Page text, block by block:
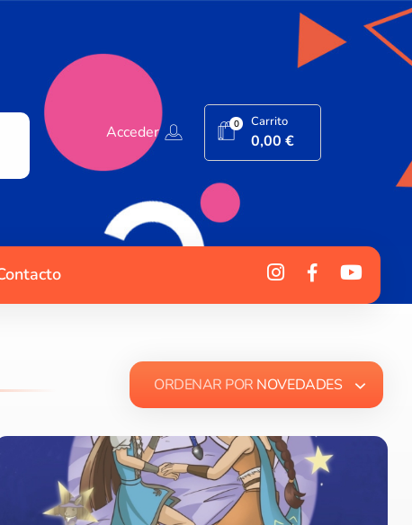
Acceder 0 Carrito
0,00€
ORDENAR POR NOVEDADES